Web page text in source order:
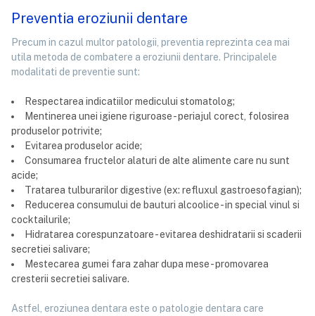
Preventia eroziunii dentare
Precum in cazul multor patologii, preventia reprezinta cea mai
utila metoda de combatere a eroziunii dentare. Principalele
modalitati de preventie sunt:
Respectarea indicatiilor medicului stomatolog;
Mentinerea unei igiene riguroase - periajul corect, folosirea
produselor potrivite;
Evitarea produselor acide;
Consumarea fructelor alaturi de alte alimente care nu sunt
acide;
Tratarea tulburarilor digestive (ex: refluxul gastroesofagian);
Reducerea consumului de bauturi alcoolice - in special vinul si
cocktailurile;
Hidratarea corespunzatoare - evitarea deshidratarii si scaderii
secretiei salivare;
Mestecarea gumei fara zahar dupa mese - promovarea
cresterii secretiei salivare.
Astfel, eroziunea dentara este o patologie dentara care